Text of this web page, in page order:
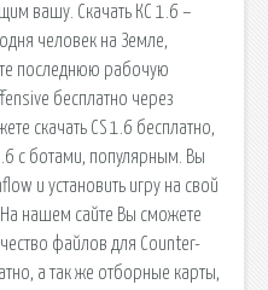
вашу. Скачать КС 1.6 –
человек на Земле,
последнюю рабочую
бесплатно через
скачать CS 1.6 бесплатно,
с ботами, популярным. Вы
и установить игру на свой
нашем сайте Вы сможете
файлов для Counter-
а так же отборные карты,